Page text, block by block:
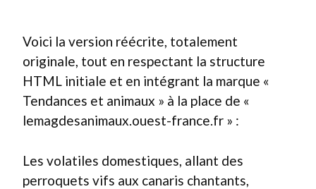
Voici la version réécrite, totalement
originale, tout en respectant la structure
HTML initiale et en intégrant la marque «
Tendances et animaux » à la place de «
lemagdesanimaux.ouest-france.fr » :
Les volatiles domestiques, allant des
perroquets vifs aux canaris chantants,